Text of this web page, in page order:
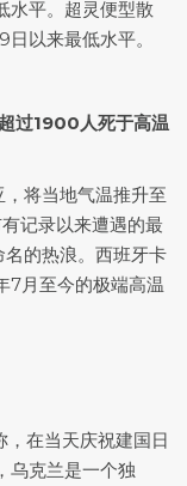
水平。超灵便型散
以来最低水平。
过1900人死于高温
，将当地气温推升至
记录以来遭遇的最
名的热浪。西班牙卡
7月至今的极端高温
在当天庆祝建国日
乌克兰是一个独